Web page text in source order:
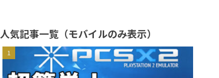
人気記事一覧（モバイルのみ表示）